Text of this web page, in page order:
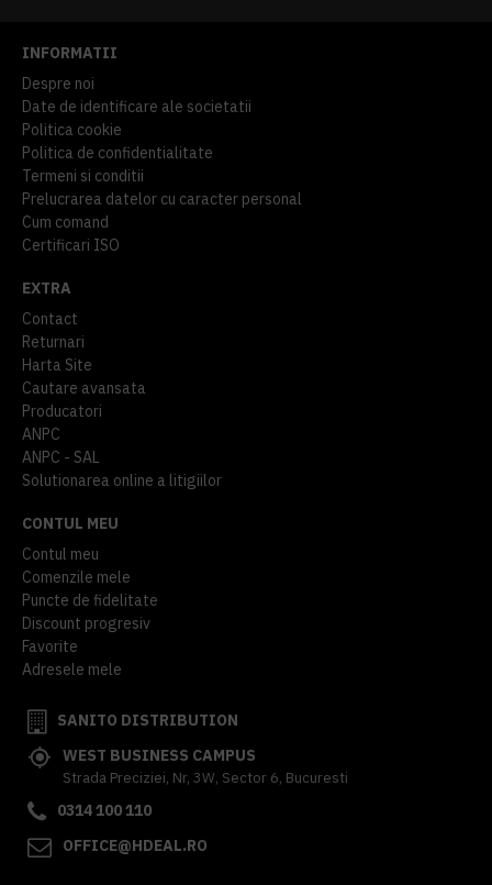
INFORMATII
Despre noi
Date de identificare ale societatii
Politica cookie
Politica de confidentialitate
Termeni si conditii
Prelucrarea datelor cu caracter personal
Cum comand
Certificari ISO
EXTRA
Contact
Returnari
Harta Site
Cautare avansata
Producatori
ANPC
ANPC - SAL
Solutionarea online a litigiilor
CONTUL MEU
Contul meu
Comenzile mele
Puncte de fidelitate
Discount progresiv
Favorite
Adresele mele
SANITO DISTRIBUTION
WEST BUSINESS CAMPUS
Strada Preciziei, Nr, 3W, Sector 6, Bucuresti
0314 100 110
OFFICE@HDEAL.RO